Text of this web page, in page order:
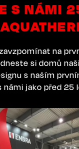
S NÁMI
na
si domů
s naším
námi jako před 25